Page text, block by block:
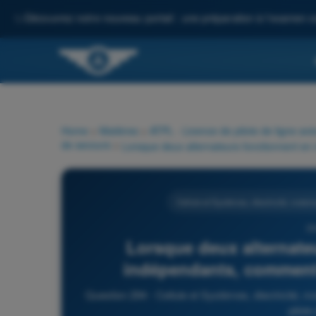
Découvrez notre nouveau portail : une préparation à l'examen
Home Matières ATPL - Licence de pilote de ligne avion
de secours
Lorsque deux
indépendants,
Question 294 - Cellule et Systèmes, électricité,